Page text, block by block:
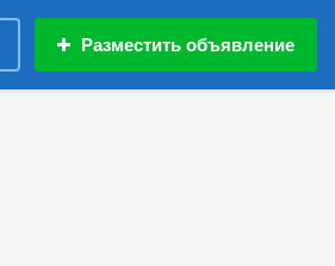
Разместить объявление